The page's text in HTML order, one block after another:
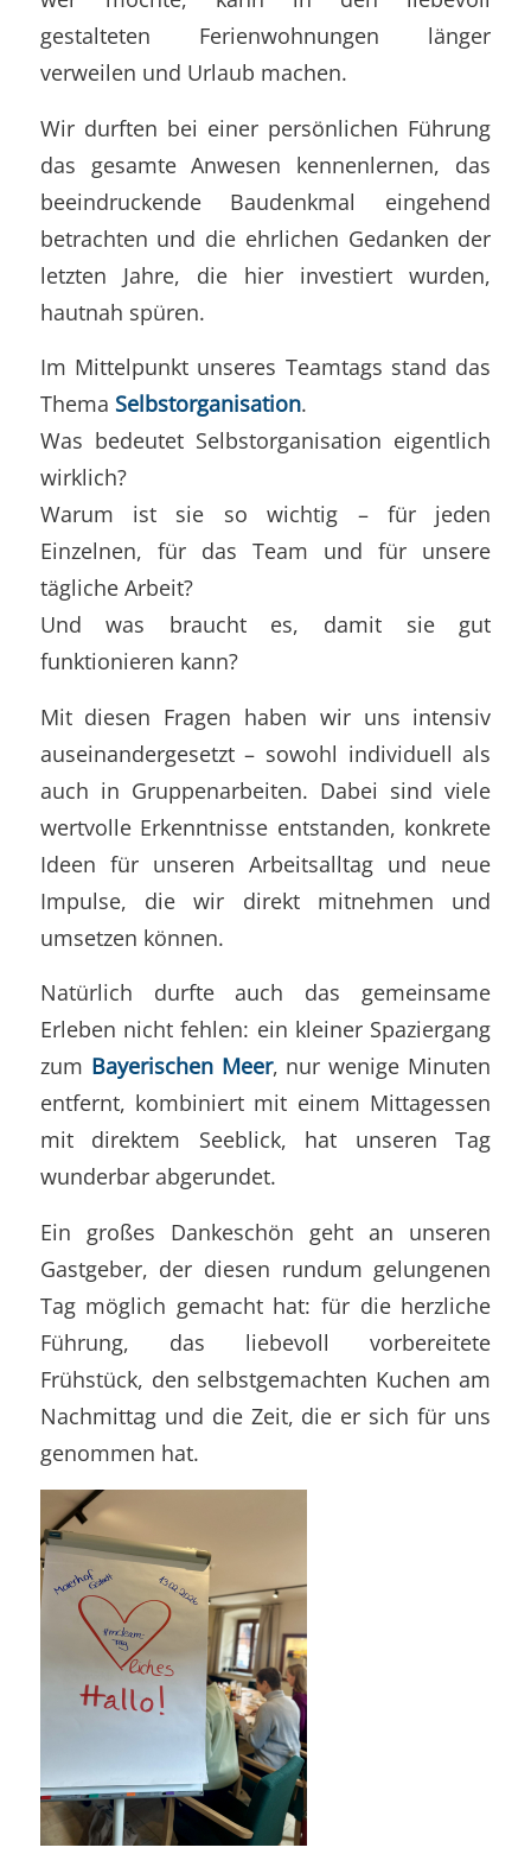
gestalteten Ferienwohnungen länger
verweilen und Urlaub machen.
Wir durften bei einer persönlichen Führung
das gesamte Anwesen kennenlernen, das
beeindruckende Baudenkmal eingehend
betrachten und die ehrlichen Gedanken der
letzten Jahre, die hier investiert wurden,
hautnah spüren.
Im Mittelpunkt unseres Teamtags stand das
Thema Selbstorganisation.
Was bedeutet Selbstorganisation eigentlich
wirklich?
Warum ist sie so wichtig – für jeden
Einzelnen, für das Team und für unsere
tägliche Arbeit?
Und was braucht es, damit sie gut
funktionieren kann?
Mit diesen Fragen haben wir uns intensiv
auseinandergesetzt – sowohl individuell als
auch in Gruppenarbeiten. Dabei sind viele
wertvolle Erkenntnisse entstanden, konkrete
Ideen für unseren Arbeitsalltag und neue
Impulse, die wir direkt mitnehmen und
umsetzen können.
Natürlich durfte auch das gemeinsame
Erleben nicht fehlen: ein kleiner Spaziergang
zum Bayerischen Meer, nur wenige Minuten
entfernt, kombiniert mit einem Mittagessen
mit direktem Seeblick, hat unseren Tag
wunderbar abgerundet.
Ein großes Dankeschön geht an unseren
Gastgeber, der diesen rundum gelungenen
Tag möglich gemacht hat: für die herzliche
Führung, das liebevoll vorbereitete
Frühstück, den selbstgemachten Kuchen am
Nachmittag und die Zeit, die er sich für uns
genommen hat.